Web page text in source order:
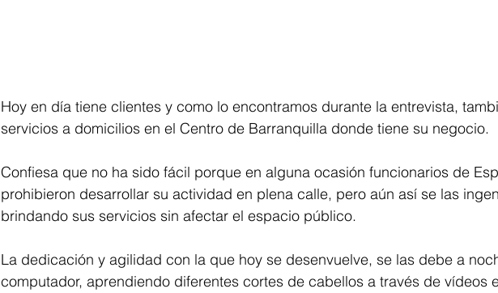
Hoy en día tiene clientes y como lo encontramos durante la entrevista,
servicios a domicilios en el Centro de Barranquilla donde tiene su negocio.
Confiesa que no ha sido fácil porque en alguna ocasión funcionarios de
prohibieron desarrollar su actividad en plena calle, pero aún así se las
brindando sus servicios sin afectar el espacio público.
La dedicación y agilidad con la que hoy se desenvuelve, se las debe a
computador, aprendiendo diferentes cortes de cabellos a través de vídeos